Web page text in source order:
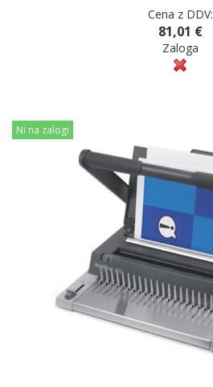
Cena z DDV:
81,01 €
Zaloga
Ni na zalogi